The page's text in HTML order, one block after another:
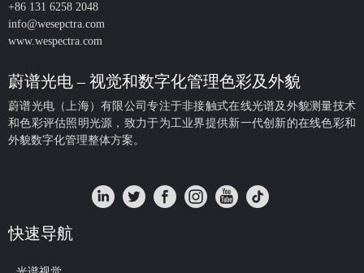
蔚谱光电 – 视觉和数字化管理色彩及外貌
蔚谱光电（上海）有限公司专注于非接触式在线光谱及外貌测量技术
和色彩评估照明光源，致力于为工业界提供新一代创新的在线色彩和
外貌数字化管理整体方案。
快速导航
+86 131 6258 2048
info@wesepctra.com
www.wespectra.com